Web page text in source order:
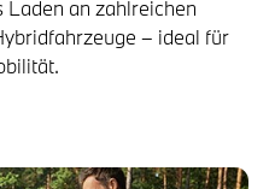
Laden an zahlreichen
– ideal für